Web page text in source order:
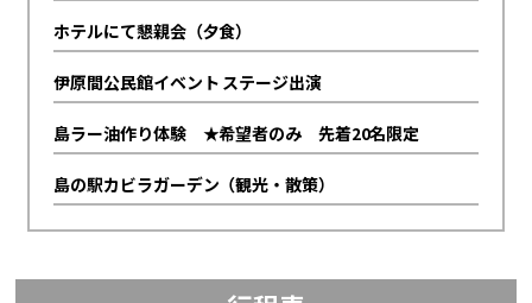
ホテルにて懇親会（夕食）
伊原間公民館イベント ステージ出演
島ラー油作り体験 ★希望者のみ 先着20名限定
島の駅カビラガーデン（観光・散策）